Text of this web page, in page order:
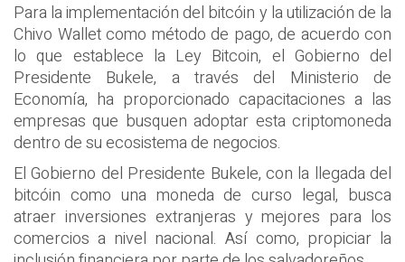
Para la implementación del bitcóin y la utilización de la
Chivo Wallet como método de pago, de acuerdo con
lo que establece la Ley Bitcoin, el Gobierno del
Presidente Bukele, a través del Ministerio de
Economía, ha proporcionado capacitaciones a las
empresas que busquen adoptar esta criptomoneda
dentro de su ecosistema de negocios.
El Gobierno del Presidente Bukele, con la llegada del
bitcóin como una moneda de curso legal, busca
atraer inversiones extranjeras y mejores para los
comercios a nivel nacional. Así como, propiciar la